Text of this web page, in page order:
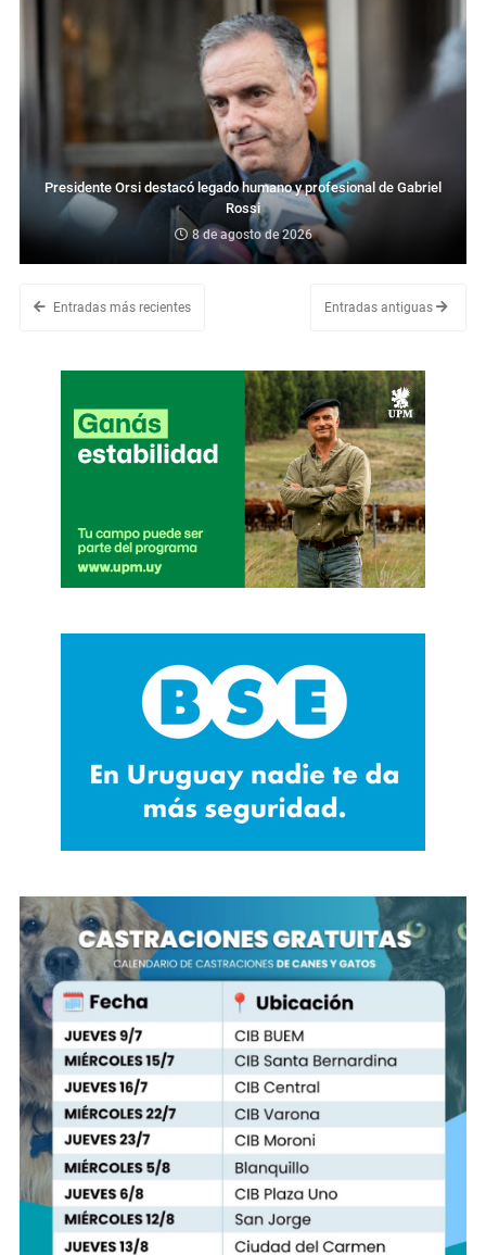
Presidente Orsi destacó legado humano y profesional de Gabriel
Rossi
8 de agosto de 2026
Entradas más recientes Entradas antiguas